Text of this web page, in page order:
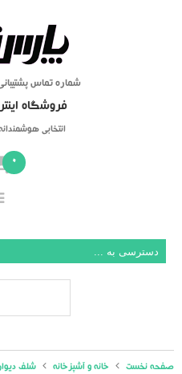
شماره تماس
فروشگاه
انتخابی
0
صفحه نخست خانه و آشپزخانه شلف